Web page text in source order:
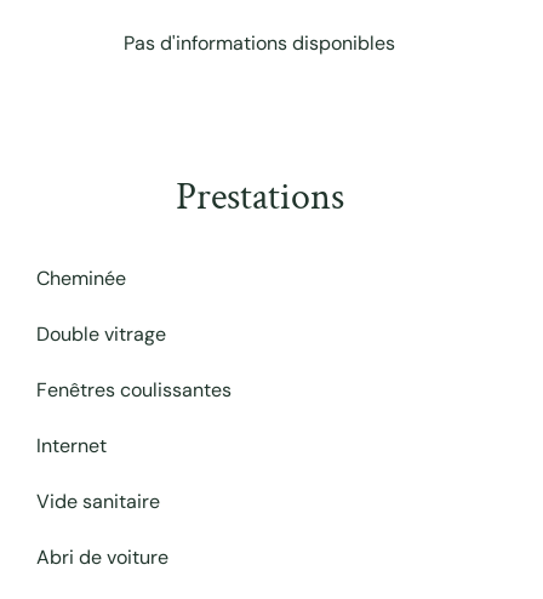
Pas d'informations disponibles
Prestations
Cheminée
Double vitrage
Fenêtres coulissantes
Internet
Vide sanitaire
Abri de voiture